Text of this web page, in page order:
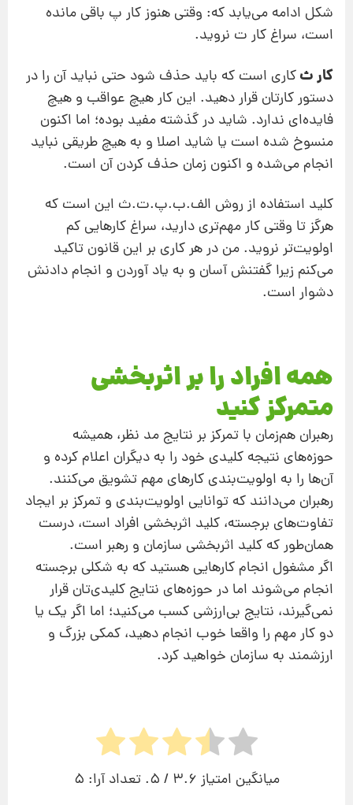
شکل ادامه می‌یابد که: وقتی هنوز کار پ باقی مانده
است، سراغ کار ت نروید.
کار ثکاری است که باید حذف شود حتی نباید آن را در
دستور کارتان قرار دهید. این کار هیچ عواقب و هیچ
فایده‌ای ندارد. شاید در گذشته مفید بوده؛ اما اکنون
منسوخ شده است یا شاید اصلا و به هیچ طریقی نباید
انجام می‌شده و اکنون زمان حذف کردن آن است.
کلید استفاده از روش الف.ب.پ.ت.ث این است که
هرگز تا وقتی کار مهم‌تری دارید، سراغ کارهایی کم
اولویت‌تر نروید. من در هر کاری بر این قانون تاکید
می‌کنم زیرا گفتنش آسان و به یاد آوردن و انجام دادنش
دشوار است.
همه افراد را بر اثربخشی
متمرکز کنید
رهبران هم‌زمان با تمرکز بر نتایج مد نظر،‌ همیشه
حوزه‌های نتیجه کلیدی خود را به دیگران اعلام کرده و
آن‌ها را به اولویت‌بندی کارهای مهم تشویق می‌کنند.
رهبران می‌دانند که توانایی اولویت‌بندی و تمرکز بر ایجاد
تفاوت‌های برجسته، کلید اثربخشی افراد است، درست
همان‌طور که کلید اثربخشی سازمان و رهبر است.
اگر مشغول انجام کارهایی هستید که به شکلی برجسته
انجام می‌شوند اما در حوزه‌‌های نتایج کلیدی‌تان قرار
نمی‌گیرند،‌ نتایج بی‌ارزشی کسب می‌کنید؛ اما اگر یک یا
دو کار مهم را واقعا خوب انجام دهید، کمکی بزرگ و
ارزشمند به سازمان خواهید کرد.
میانگین امتیاز 3.6 / 5. تعداد آرا:
5